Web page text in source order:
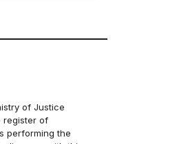
of Justice
register of
performing the